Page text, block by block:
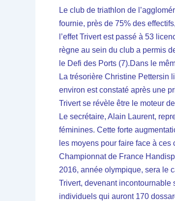
Le club de triathlon de
fournie, près de 75% des
l’effet Trivert est passé à 53
règne au sein du club a permis
le Defi des Ports (7).Dans le
La trésorière Christine Pettersin
environ est constaté après une
Trivert se révèle être le moteur
Le secrétaire, Alain Laurent,
féminines. Cette forte
les moyens pour faire face à
Championnat de France
2016, année olympique, sera le
Trivert, devenant
individuels qui auront 170